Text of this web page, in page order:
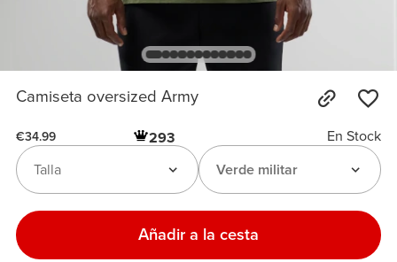
Camiseta oversized Army
€34.99 293
En Stock
Verde militar
Talla
Añadir a la cesta